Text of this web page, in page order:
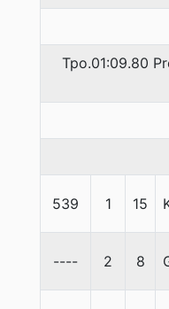
Tpo.01:09.80
539 1 15
---- 2 8